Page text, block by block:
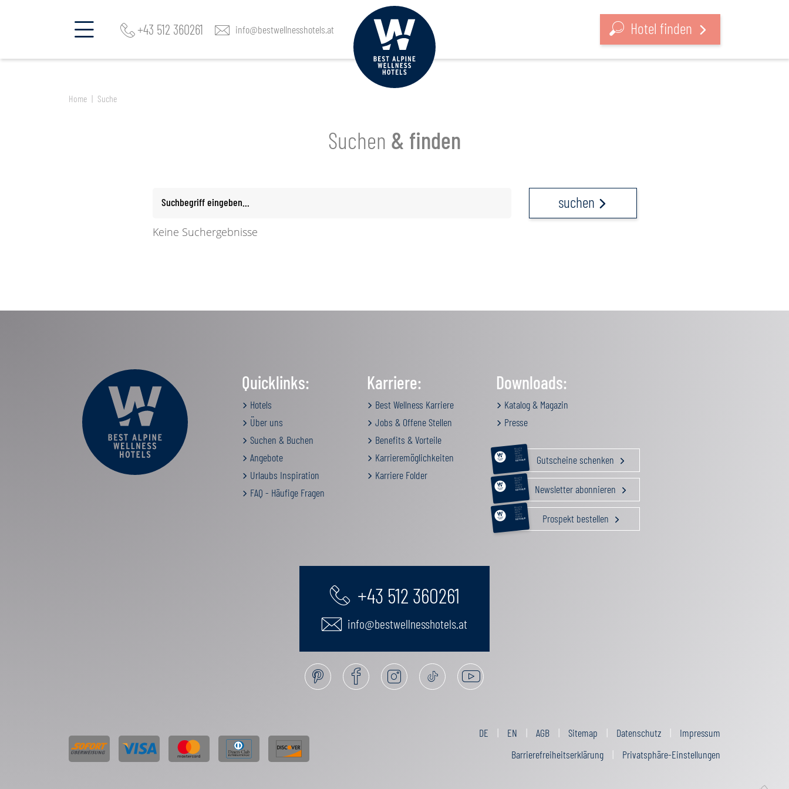
+43 512 360261 info@bestwellnesshotels.at Hotel finden
Home Suche
Suchen & finden
Suchbegriff eingeben... suchen
Keine Suchergebnisse
Quicklinks:
Hotels
Über uns
Suchen & Buchen
Angebote
Urlaubs Inspiration
FAQ - Häufige Fragen
Karriere:
Best Wellness Karriere
Jobs & Offene Stellen
Benefits & Vorteile
Karrieremöglichkeiten
Karriere Folder
Downloads:
Katalog & Magazin
Presse
RELAX &
BEAUTY
AKTIV
GENUSS
FAMILIE
GUTSCHEIN Gutscheine schenken
RELAX &
BEAUTY
AKTIV
GENUSS
FAMILIE
GUTSCHEIN Newsletter abonnieren
RELAX &
BEAUTY
AKTIV
GENUSS
FAMILIE
GUTSCHEIN Prospekt bestellen
+43 512 360261
info@bestwellnesshotels.at
DE EN AGB Sitemap Datenschutz
Impressum
Barrierefreiheitserklärung
Privatsphäre-Einstellungen